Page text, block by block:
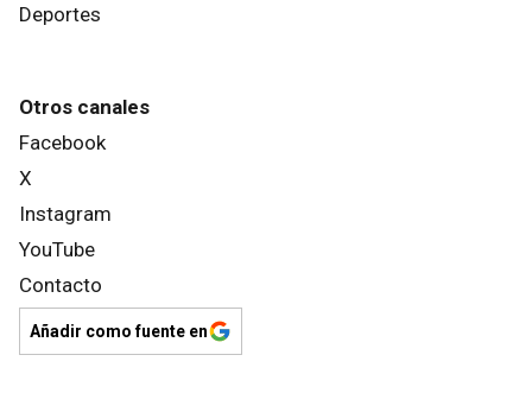
Deportes
Otros canales
Facebook
X
Instagram
YouTube
Contacto
Añadir como fuente en